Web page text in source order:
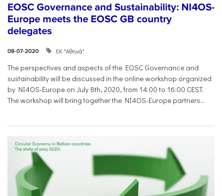
EOSC Governance and Sustainability: NI4OS-
Europe meets the EOSC GB country
delegates
08-07-2020 ΕΚ "Αθηνά"
The perspectives and aspects of the EOSC Governance and
sustainability will be discussed in the online workshop organized
by NI4OS-Europe on July 8th, 2020, from 14:00 to 16:00 CEST.
The workshop will bring together the NI4OS-Europe partners...